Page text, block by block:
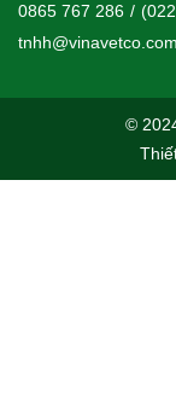
0865 767 286 /
tnhh@vinavetco.com
©